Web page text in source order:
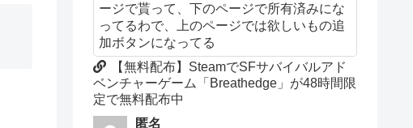
ージで貰って、下のページで所有済みにな
ってるわで、上のページでは欲しいもの追
加ボタンになってる
【無料配布】SteamでSFサバイバルアド
ベンチャーゲーム「Breathedge」が48時間限
定で無料配布中
匿名